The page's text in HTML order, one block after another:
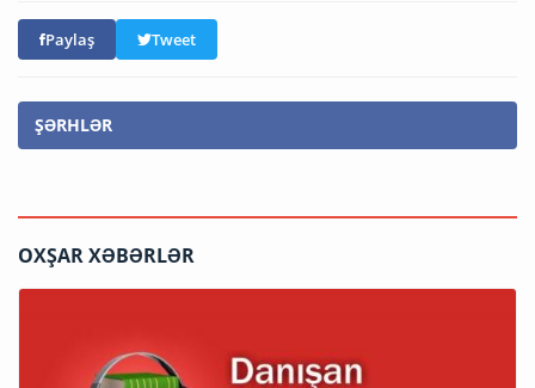
Paylaş Tweet
ŞƏRHLƏR
OXŞAR XƏBƏRLƏR